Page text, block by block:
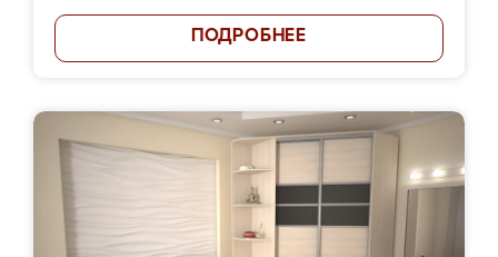
ПОДРОБНЕЕ